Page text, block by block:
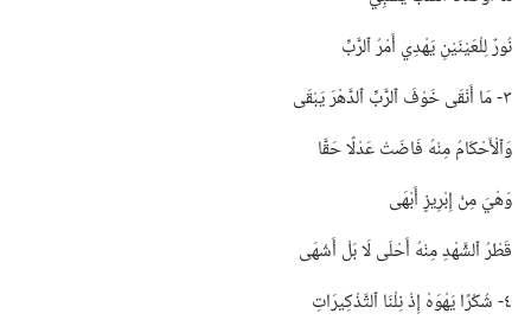
نُورٌ لِلْعَيْنَيْنِ يَهْدِي أَمْرُ ٱلرَّبِّ
٣-‏ مَا أَنْقَى خَوْفَ ٱلرَّبِّ ٱلدَّهْرَ يَبْقَى
وَٱلْأَحْكَامُ مِنْهُ فَاضَتْ عَدْلًا حَقَّا
وَهْيَ مِنْ إِبْرِيزٍ أَبْهَى
قَطْرُ ٱلشَّهْدِ مِنْهُ أَحْلَى لَا بَلْ أَشْهَى
٤-‏ شُكْرًا يَهْوَهْ إِذْ نِلْنَا ٱلتَّذْكِيرَاتِ